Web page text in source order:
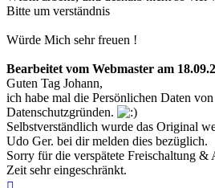
Bitte um verständnis
Würde Mich sehr freuen !
Bearbeitet vom Webmaster am
Guten Tag Johann,
ich habe mal die Persönlichen Daten
Datenschutzgründen.
Selbstverständlich wurde das Original
Udo Ger. bei dir melden dies bezüglich.
Sorry für die verspätete Freischaltung
Zeit sehr eingeschränkt.